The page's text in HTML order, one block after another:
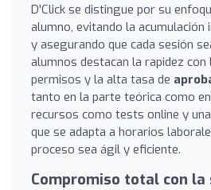
D'Click se distingue por su
alumno, evitando la acumulación
y asegurando que cada sesión
alumnos destacan la rapidez
permisos y la alta tasa de
tanto en la parte teórica como
recursos como tests online y
que se adapta a horarios
proceso sea ágil y eficiente.
Compromiso total con